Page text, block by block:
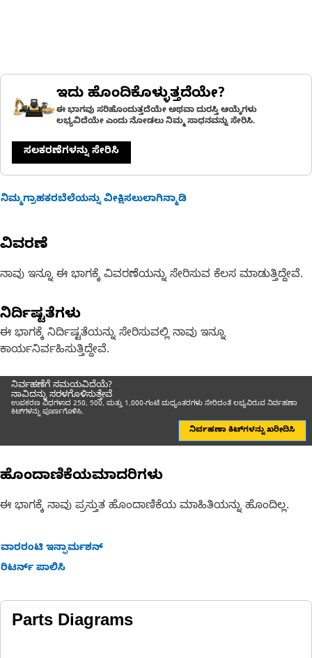
ಇದು ಹೊಂದಿಕೊಳ್ಳುತ್ತದೆಯೇ?
ಈ ಭಾಗವು ಸರಿಹೊಂದುತ್ತದೆಯೇ ಅಥವಾ ದುರಸ್ತಿ ಆಯ್ಕೆಗಳು
ಲಭ್ಯವಿದೆಯೇ ಎಂದು ನೋಡಲು ನಿಮ್ಮ ಸಾಧನವನ್ನು ಸೇರಿಸಿ.
ಸಲಕರಣೆಗಳನ್ನು ಸೇರಿಸಿ
ನಿಮ್ಮಗ್ರಾಹಕರಬೆಲೆಯನ್ನು ವೀಕ್ಷಿಸಲುಲಾಗಿನ್ಮಾಡಿ
ವಿವರಣೆ
ನಾವು ಇನ್ನೂ ಈ ಭಾಗಕ್ಕೆ ವಿವರಣೆಯನ್ನು ಸೇರಿಸುವ ಕೆಲಸ ಮಾಡುತ್ತಿದ್ದೇವೆ.
ನಿರ್ದಿಷ್ಟತೆಗಳು
ಈ ಭಾಗಕ್ಕೆ ನಿರ್ದಿಷ್ಟತೆಯನ್ನು ಸೇರಿಸುವಲ್ಲಿ ನಾವು ಇನ್ನೂ
ಕಾರ್ಯನಿರ್ವಹಿಸುತ್ತಿದ್ದೇವೆ.
ನಿರ್ವಹಣೆಗೆ ಸಮಯವಿದೆಯೆ?
ನಾವಿದನ್ನು ಸರಳಗೊಳಿಸುತ್ತೇವೆ
ಉಪಕರಣ ವಿಧಗಳಾದ 250, 500, ಮತ್ತು 1,000-ಗಂಟೆ ಮಧ್ಯಂತರಗಳು ಸೇರಿದಂತೆ ಲಭ್ಯವಿರುವ ನಿರ್ವಹಣಾ
ಕಿಟ್‌ಗಳನ್ನು ಪೂರ್ಣಗೊಳಿಸಿ.
ನಿರ್ವಹಣಾ ಕಿಟ್‌ಗಳನ್ನು ಖರೀದಿಸಿ
ಹೊಂದಾಣಿಕೆಯಮಾದರಿಗಳು
ಈ ಭಾಗಕ್ಕೆ ನಾವು ಪ್ರಸ್ತುತ ಹೊಂದಾಣಿಕೆಯ ಮಾಹಿತಿಯನ್ನು ಹೊಂದಿಲ್ಲ.
ವಾರರಂಟಿ ಇನ್ಫಾರ್ಮಶನ್
ರಿಟರ್ನ್ ಪಾಲಿಸಿ
Parts Diagrams